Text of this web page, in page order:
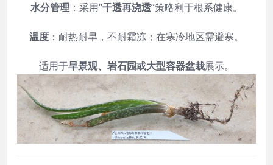
水分管理 ：采用“干透再浇透”策略利于根系健康。
温度 ：耐热耐旱，不耐霜冻；在寒冷地区需避寒。
适用于旱景观、岩石园或大型容器盆栽展示。